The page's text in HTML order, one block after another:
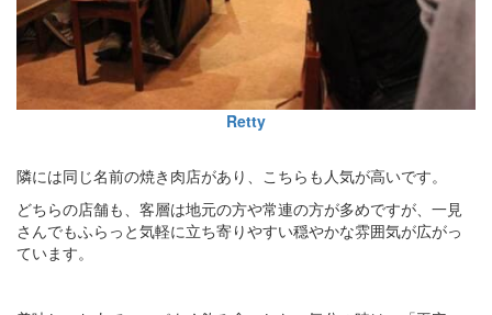
Retty
隣には同じ名前の焼き肉店があり、こちらも人気が高いです。
どちらの店舗も、客層は地元の方や常連の方が多めですが、一見
さんでもふらっと気軽に立ち寄りやすい穏やかな雰囲気が広がっ
ています。